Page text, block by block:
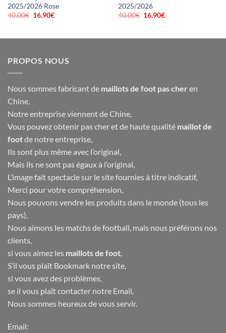
2025/2026 Rose
40.00€ Le
16.90€Le
2025/2026
40.00€ Le
16.90€Le
PROPOS NOUS
Nous sommes fabricant de maillots de foot pas cher en
Chine.
Notre entreprise viennent de Chine,
Vous pouvez obtenir pas cher et de haute qualité maillot de
footde notre entreprise,
Ils sont plus même avec l’original,
Mais ils ne sont pas égaux à l’original,
L’image fait spectacle sur le site fournies à titre indicatif,
Merci pour votre compréhension,
Nous pouvons vendre les produits dans le monde (tous les
pays),
Nous aimons les matchs de football, mais nous préférons nos
clients,
si vous aimez les maillots de foot
S’il vous plaît Bookmark notre site,
si vous avez des problèmes,
se il vous plaît contacter notre Email,
Nous sommes heureux de vous servir.
Email: